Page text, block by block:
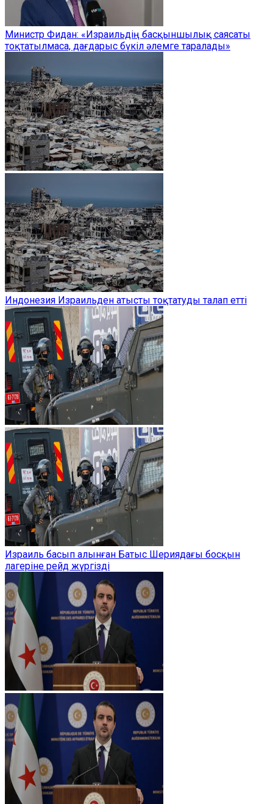
Министр Фидан: «Израильдің басқыншылық саясаты
тоқтатылмаса, дағдарыс бүкіл әлемге таралады»
Индонезия Израильден атысты тоқтатуды талап етті
Израиль басып алынған Батыс Шериядағы босқын
лагеріне рейд жүргізді